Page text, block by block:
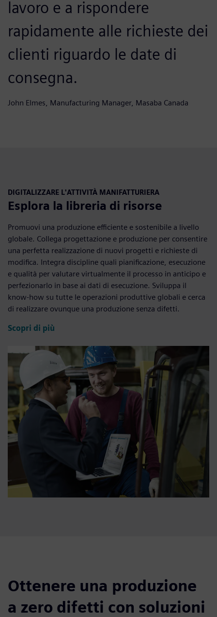
lavoro e a rispondere
rapidamente alle richieste dei
clienti riguardo le date di
consegna.
John Elmes, Manufacturing Manager, Masaba Canada
DIGITALIZZARE L'ATTIVITÀ MANIFATTURIERA
Esplora la libreria di risorse
Promuovi una produzione efficiente e sostenibile a livello
globale. Collega progettazione e produzione per consentire
una perfetta realizzazione di nuovi progetti e richieste di
modifica. Integra discipline quali pianificazione, esecuzione
e qualità per valutare virtualmente il processo in anticipo e
perfezionarlo in base ai dati di esecuzione. Sviluppa il
know-how su tutte le operazioni produttive globali e cerca
di realizzare ovunque una produzione senza difetti.
Scopri di più
Ottenere una produzione
a zero difetti con soluzioni